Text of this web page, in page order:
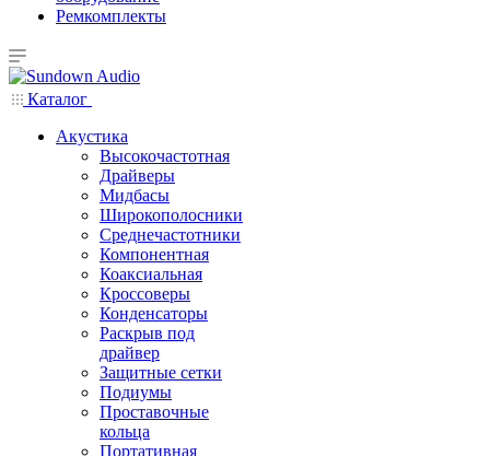
Ремкомплекты
Каталог
Акустика
Высокочастотная
Драйверы
Мидбасы
Широкополосники
Среднечастотники
Компонентная
Коаксиальная
Кроссоверы
Конденсаторы
Раскрыв под
драйвер
Защитные сетки
Подиумы
Проставочные
кольца
Портативная